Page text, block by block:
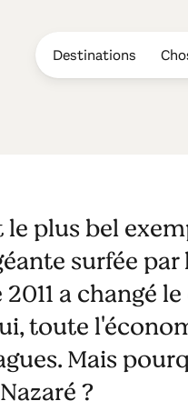
Destinations
le plus bel
surfée
a changé
toute
Mais
?